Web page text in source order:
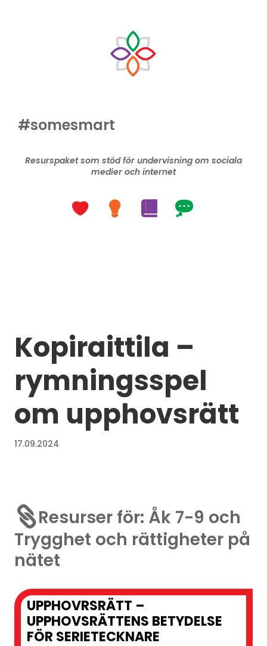
#somesmart
Resurspaket som stöd för undervisning om sociala
medier och internet
Kopiraittila –
rymningsspel
om upphovsrätt
17.09.2024
Resurser för: Åk 7-9 och
Trygghet och rättigheter på
nätet
UPPHOVRSRÄTT –
UPPHOVSRÄTTENS BETYDELSE
FÖR SERIETECKNARE